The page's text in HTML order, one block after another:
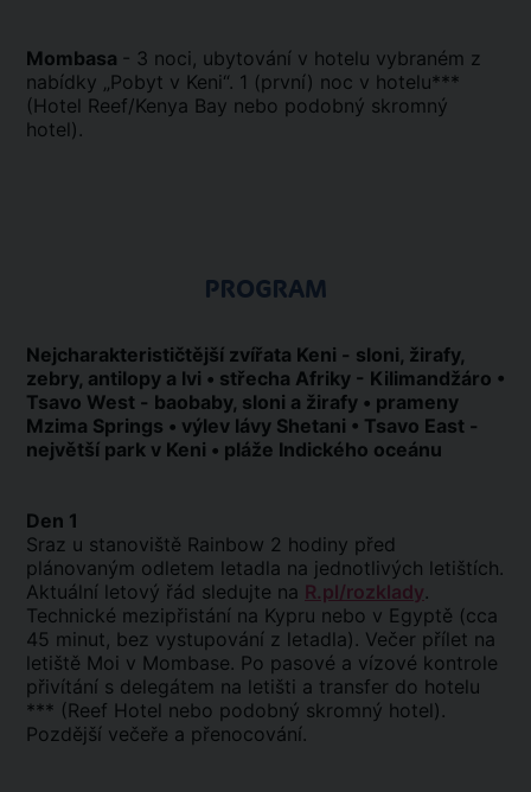
Mombasa - 3 noci, ubytování v hotelu vybraném z
nabídky „Pobyt v Keni“. 1 (první) noc v hotelu***
(Hotel Reef/Kenya Bay nebo podobný skromný
hotel).
PROGRAM
Nejcharakterističtější zvířata Keni - sloni, žirafy,
zebry, antilopy a lvi • střecha Afriky - Kilimandžáro •
Tsavo West - baobaby, sloni a žirafy • prameny
Mzima Springs • výlev lávy Shetani • Tsavo East -
největší park v Keni • pláže Indického oceánu
Den 1
Sraz u stanoviště Rainbow 2 hodiny před
plánovaným odletem letadla na jednotlivých letištích.
Aktuální letový řád sledujte na R.pl/rozklady.
Technické mezipřistání na Kypru nebo v Egyptě (cca
45 minut, bez vystupování z letadla). Večer přílet na
letiště Moi v Mombase. Po pasové a vízové kontrole
přivítání s delegátem na letišti a transfer do hotelu
*** (Reef Hotel nebo podobný skromný hotel).
Pozdější večeře a přenocování.